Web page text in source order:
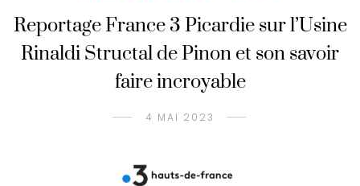
Reportage France 3 Picardie sur l’Usine
Rinaldi Structal de Pinon et son savoir
faire incroyable
4 MAI 2023